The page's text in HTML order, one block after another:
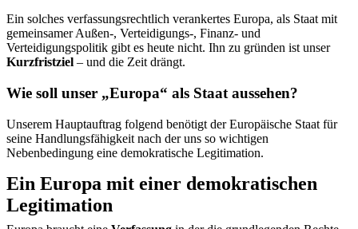
Ein solches verfassungsrechtlich verankertes Europa, als Staat mit
gemeinsamer Außen-, Verteidigungs-, Finanz- und
Verteidigungspolitik gibt es heute nicht. Ihn zu gründen ist unser
Kurzfristziel – und die Zeit drängt.
Wie soll unser „Europa“ als Staat aussehen?
Unserem Hauptauftrag folgend benötigt der Europäische Staat für
seine Handlungsfähigkeit nach der uns so wichtigen
Nebenbedingung eine demokratische Legitimation.
Ein Europa mit einer demokratischen
Legitimation